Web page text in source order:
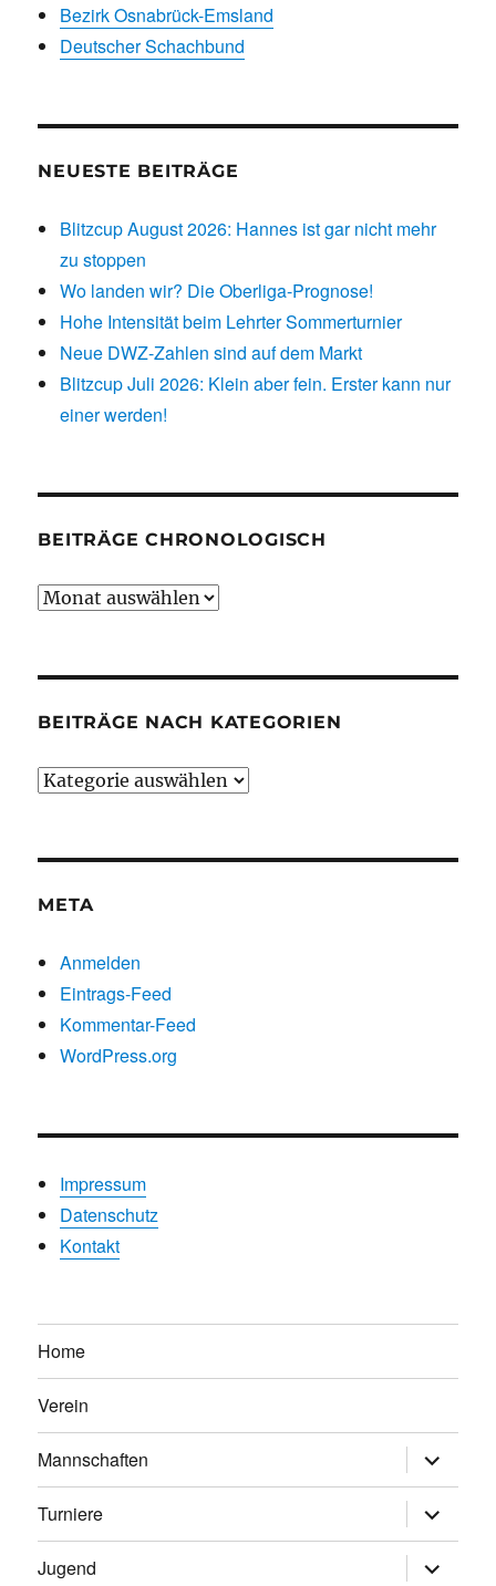
Bezirk Osnabrück-Emsland
Deutscher Schachbund
NEUESTE BEITRÄGE
Blitzcup August 2026: Hannes ist gar nicht mehr
zu stoppen
Wo landen wir? Die Oberliga-Prognose!
Hohe Intensität beim Lehrter Sommerturnier
Neue DWZ-Zahlen sind auf dem Markt
Blitzcup Juli 2026: Klein aber fein. Erster kann nur
einer werden!
BEITRÄGE CHRONOLOGISCH
Beiträge
BEITRÄGE NACH KATEGORIEN
Beiträge
META
Anmelden
Eintrags-Feed
Kommentar-Feed
WordPress.org
Impressum
Datenschutz
Kontakt
Home
Verein
Mannschaften
anzeigen
Turniere
anzeigen
Jugend
anzeigen